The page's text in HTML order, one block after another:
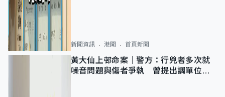
新聞資訊 港聞 首頁新聞
黃大仙上邨命案｜警方：行兇者多次就
噪音問題與傷者爭執 曾提出調單位已